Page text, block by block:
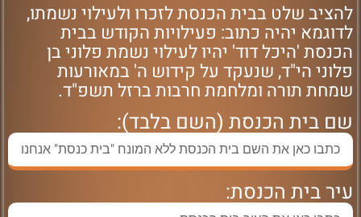
להציב שלט בבית הכנסת לזכרו ולעילוי נשמתו,
לדוגמא יהיה כתוב: פעילויות הקודש בבית
הכנסת 'היכל דוד' יהיו לעילוי נשמת פלוני בן
פלוני הי"ד, שנעקד על קידוש ה' במאורעות
שמחת תורה ומלחמת חרבות ברזל תשפ"ד.
שם בית הכנסת (השם בלבד):
עיר בית הכנסת: